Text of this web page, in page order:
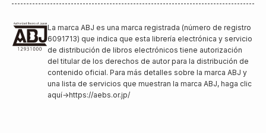
La marca ABJ es una marca registrada (número de registro
6091713) que indica que esta librería electrónica y servicio
de distribución de libros electrónicos tiene autorización
del titular de los derechos de autor para la distribución de
contenido oficial. Para más detalles sobre la marca ABJ y
una lista de servicios que muestran la marca ABJ, haga clic
aquí→https://aebs.or.jp/